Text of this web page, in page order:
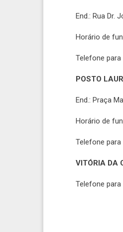
End.: Rua Dr.
Horário de
Telefone
POSTO
End.: Praça
Horário de
Telefone
VITÓRIA DA
Telefone